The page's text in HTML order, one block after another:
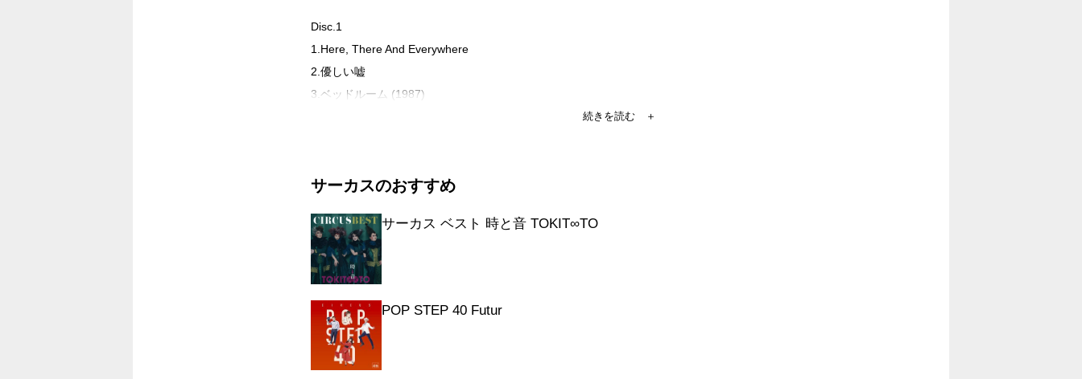
Disc.1
1.Here, There And Everywhere
2.優しい嘘
3.ベッドルーム (1987)
7.昔みたいに (1987)
9.カルナバル
10.Tokyo Bay Story
11.A LITTLE LIE
13.Yes...
14.昔みたいに (1988)
15.Imitation
サーカスのおすすめ
サーカス ベスト 時と音 TOKIT∞TO
POP STEP 40 Futur